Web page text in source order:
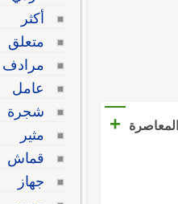
+
أكثر
متعلق
مرادف
عامل
شجرة
مثير
قماش
جهاز